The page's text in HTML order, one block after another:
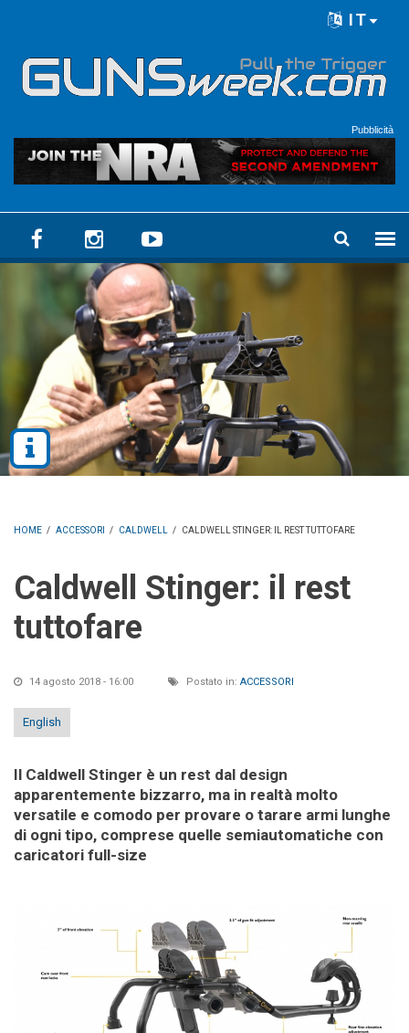
IT
Pubblicità
HOME / ACCESSORI / CALDWELL / CALDWELL STINGER: IL REST TUTTOFARE
Caldwell Stinger: il rest
tuttofare
14 agosto 2018 - 16:00 Postato in: ACCESSORI
English
Il Caldwell Stinger è un rest dal design
apparentemente bizzarro, ma in realtà molto
versatile e comodo per provare o tarare armi lunghe
di ogni tipo, comprese quelle semiautomatiche con
caricatori full-size